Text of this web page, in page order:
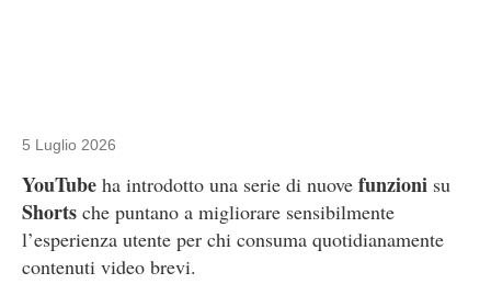
5 Luglio 2026
YouTube ha introdotto una serie di nuove funzioni su
Shorts che puntano a migliorare sensibilmente
l’esperienza utente per chi consuma quotidianamente
contenuti video brevi.